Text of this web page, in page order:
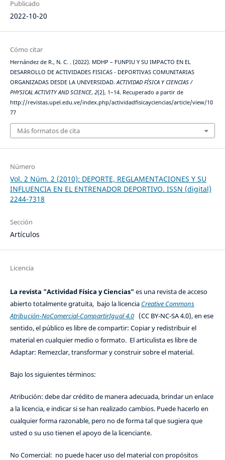
Publicado
2022-10-20
Cómo citar
Hernández de R., N. C. . (2022). MDHP – FUNPIU Y SU IMPACTO EN EL
DESARROLLO DE ACTIVIDADES FISICAS - DEPORTIVAS COMUNITARIAS
ORGANIZADAS DESDE LA UNIVERSIDAD.ACTIVIDAD FÍSICA Y CIENCIAS /
PHYSICAL ACTIVITY AND SCIENCE, 2(2), 1–14. Recuperado a partir de
http://revistas.upel.edu.ve/index.php/actividadfisicayciencias/article/view/10
77
Más formatos de cita
Número
Vol. 2 Núm. 2 (2010): DEPORTE, REGLAMENTACIONES Y SU
INFLUENCIA EN EL ENTRENADOR DEPORTIVO. ISSN (digital)
2244-7318
Sección
Artículos
Licencia
La revista "Actividad Física y Ciencias" es una revista de acceso
abierto totalmente gratuita, bajo la licencia Creative Commons
Atribución-NoComercial-CompartirIgual 4.0(CC BY-NC-SA 4.0), en ese
sentido, el público es libre de compartir: Copiar y redistribuir el
material en cualquier medio o formato. El articulista es libre de
Adaptar: Remezclar, transformar y construir sobre el material.
Bajo los siguientes términos:
Atribución: debe dar crédito de manera adecuada, brindar un enlace
a la licencia, e indicar si se han realizado cambios. Puede hacerlo en
cualquier forma razonable, pero no de forma tal que sugiera que
usted o su uso tienen el apoyo de la licenciante.
No Comercial: no puede hacer uso del material con propósitos